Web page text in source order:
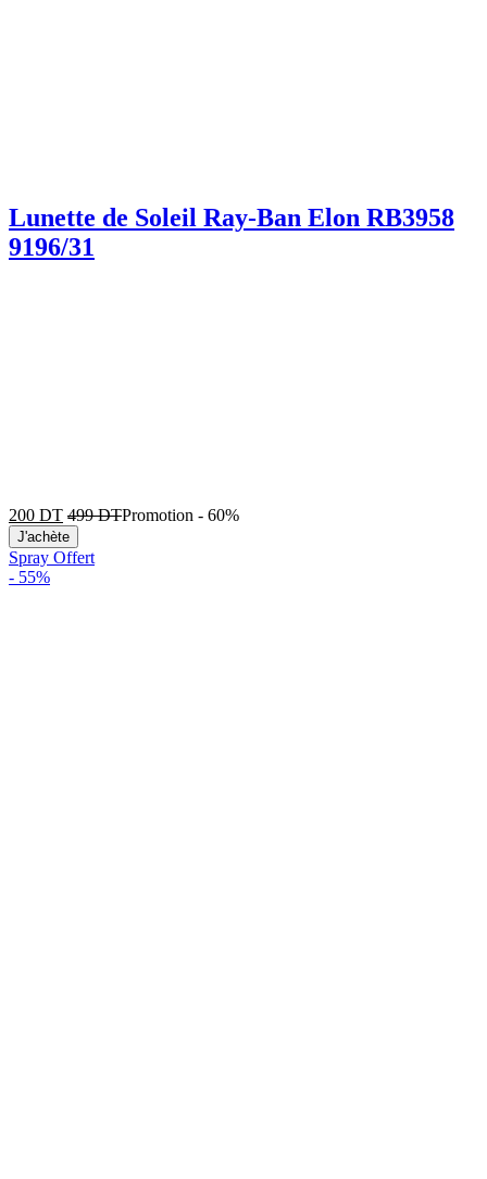
Lunette de Soleil Ray-Ban Elon RB3958
9196/31
200 DT 499DTPromotion - 60%
J'achète
Spray Offert
- 55%